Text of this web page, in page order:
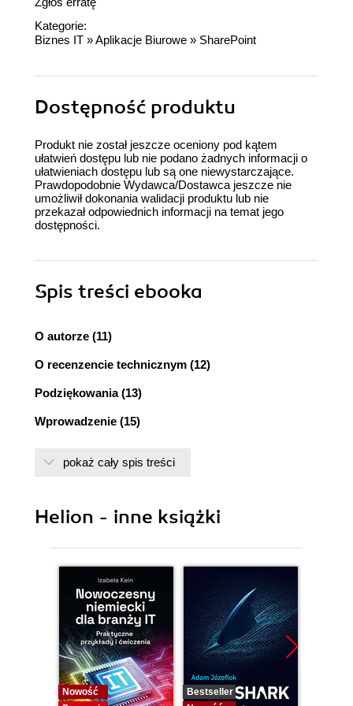
Kategorie:
Biznes IT »Aplikacje Biurowe » SharePoint
Dostępność produktu
Produkt nie został jeszcze oceniony pod kątem
ułatwień dostępu lub nie podano żadnych informacji o
ułatwieniach dostępu lub są one niewystarczające.
Prawdopodobnie Wydawca/Dostawca jeszcze nie
umożliwił dokonania walidacji produktu lub nie
przekazał odpowiednich informacji na temat jego
dostępności.
Spis treści ebooka
O autorze (11)
O recenzencie technicznym (12)
Podziękowania (13)
Wprowadzenie (15)
Rozdział 1. Przegląd zagadnień związanych z
przedsiębiorstwie (19)
Znaczenie zarządzania zasobami informacyjnymi
w przedsiębiorstwie (19)
Czym jest zarządzanie zasobami informacyjnymi
w przedsiębiorstwie? (20)
Pojęcia związane z zarządzaniem zasobami
informacyjnymi w przedsiębiorstwie (23)
Pojęcia związane z zarządzaniem
pokaż cały spis treści
Helion - inne książki
Nowość
Bestseller